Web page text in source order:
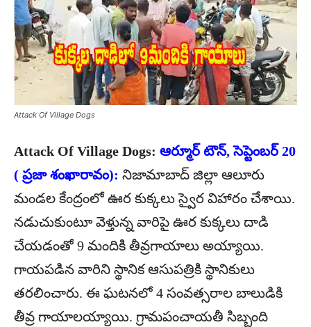
Attack Of Village Dogs
Attack Of Village Dogs: ఆర్మూర్ టౌన్, సెప్టెంబర్ 20
( ప్రజా శంఖారావం): నిజామాబాద్ జిల్లా ఆలూరు
మండల కేంద్రంలో ఊర కుక్కలు స్వైర విహారం చేశాయి.
నడుచుకుంటూ వెళ్తున్న వారిపై ఊర కుక్కలు దాడి
చేయడంతో 9 మందికి తీవ్రగాయాలు అయ్యాయి.
గాయపడిన వారిని స్థానిక ఆసుపత్రికి స్థానికులు
తరలించారు. ఈ ఘటనలో 4 సంవత్సరాల బాలుడికి
తీవ్ర గాయాలయ్యాయి. గ్రామపంచాయతీ సిబ్బంది